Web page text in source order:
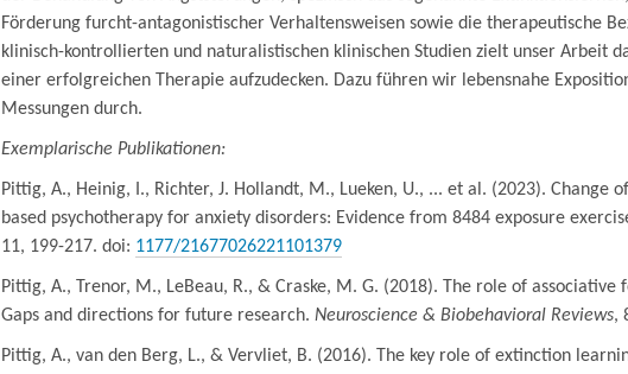
Förderung furcht-antagonistischer Verhaltensweisen sowie die therapeutische
klinisch-kontrollierten und naturalistischen klinischen Studien zielt unser Arbeit
einer erfolgreichen Therapie aufzudecken. Dazu führen wir lebensnahe
Messungen durch.
Exemplarische Publikationen:
Pittig, A., Heinig, I., Richter, J. Hollandt, M., Lueken, U., ... et al. (2023). Change
based psychotherapy for anxiety disorders: Evidence from 8484 exposure
11, 199-217. doi: 1177/21677026221101379
Pittig, A., Trenor, M., LeBeau, R., & Craske, M. G. (2018). The role of
Gaps and directions for future research. Neuroscience & Biobehavioral Reviews,
Pittig, A., van den Berg, L., & Vervliet, B. (2016). The key role of extinction